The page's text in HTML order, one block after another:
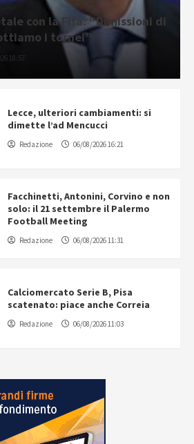
con la Fifa: “Dimissioni di
i tornei”
18:57
Lecce, ulteriori cambiamenti: si
dimette l’ad Mencucci
Redazione 06/08/2026 16:21
Facchinetti, Antonini, Corvino e non
solo: il 21 settembre il Palermo
Football Meeting
Redazione 06/08/2026 11:31
Calciomercato Serie B, Pisa
scatenato: piace anche Correia
Redazione 06/08/2026 11:03